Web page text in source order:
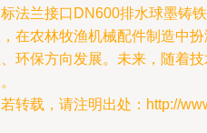
法兰接口DN600排水球墨铸
在农林牧渔机械配件制造中
环保方向发展。未来，随着
转载，请注明出处：http://